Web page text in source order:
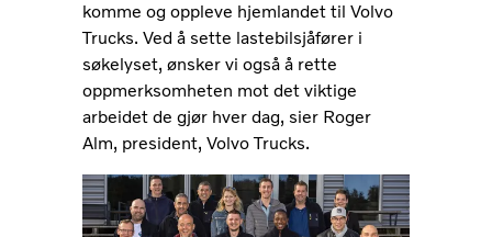
komme og oppleve hjemlandet til Volvo
Trucks. Ved å sette lastebilsjåfører i
søkelyset, ønsker vi også å rette
oppmerksomheten mot det viktige
arbeidet de gjør hver dag, sier Roger
Alm, president, Volvo Trucks.